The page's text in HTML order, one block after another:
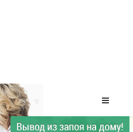
Меню